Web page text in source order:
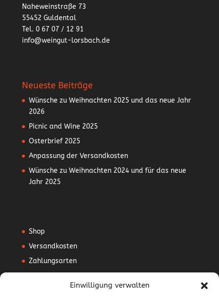
Einwilligung verwalten
Naheweinstraße 73
55452 Guldental
Tel. 0 67 07 / 12 91
info@weingut-lorsbach.de
Neueste Beiträge
Wünsche zu Weihnachten 2025 und das neue Jahr
2026
Picnic and Wine 2025
Osterbrief 2025
Anpassung der Versandkosten
Wünsche zu Weihnachten 2024 und für das neue
Jahr 2025
Shop
Versandkosten
Zahlungsarten